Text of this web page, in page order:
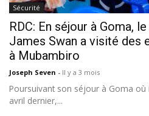
Sécurité
RDC: En séjour à Goma,
James Swan a visité des
à Mubambiro
Joseph Seven - Il y a 3 mois
Poursuivant son séjour à Goma
avril dernier,...